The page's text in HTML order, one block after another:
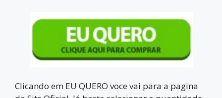
Clicando em EU QUERO voce vai para a pagina